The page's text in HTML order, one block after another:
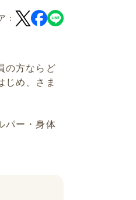
：
の方ならど
じめ、さま
パー・身体